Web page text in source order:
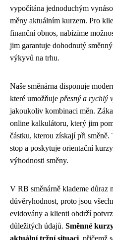
vypočítána jednoduchým
měny aktuálním kurzem. Pro
finanční obnos, nabízíme
jim garantuje dohodnutý
výkyvů na trhu.
Naše směnárna disponuje
které umožňuje přesný a rychlý
jakoukoliv kombinaci měn.
online kalkulátoru, který jim
částku, kterou získají při
stop a poskytuje orientační
výhodnosti směny.
V RB směnárně klademe důraz
důvěryhodnost, proto jsou
evidovány a klienti obdrží
důležitých údajů. Směnné
aktuální tržní situaci, přičemž